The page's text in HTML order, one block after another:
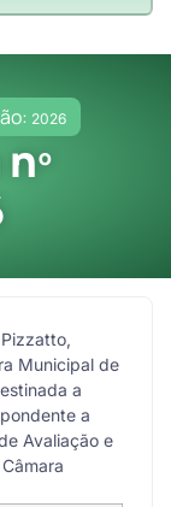
2026
Municipal de
a
a
Avaliação e